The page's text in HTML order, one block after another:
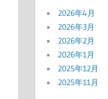
2026年4月
2026年3月
2026年2月
2026年1月
2025年12月
2025年11月